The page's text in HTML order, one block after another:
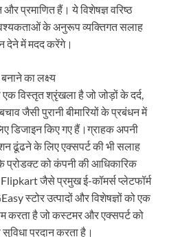
प्रमाणित हैं। ये विशेषज्ञ वरिष्ठ
के अनुरूप व्यक्तिगत सलाह
देने में मदद करेंगे।
का लक्ष्य
विस्तृत श्रृंखला है जो जोड़ों के दर्द,
जैसी पुरानी बीमारियों के प्रबंधन में
डिजाइन किए गए हैं।ग्राहक अपनी
ढूंढने के लिए एक्सपर्ट की भी सलाह
को कंपनी की आधिकारिक
जैसे प्रमुख ई-कॉमर्स प्लेटफॉर्म
स्टोर उत्पादों और विशेषज्ञों को एक
करता है जो कस्टमर और एक्सपर्ट को
प्रदान करता है।